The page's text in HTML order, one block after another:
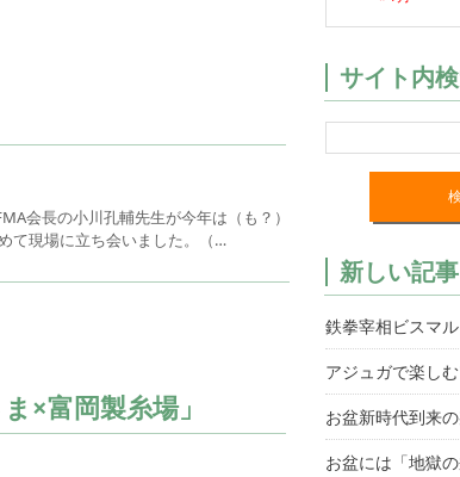
会長の小川孔輔先生が今年は（も？）
て現場に立ち会いました。（…
×富岡製糸場」
サイト内
新しい記事
鉄拳宰相ビスマ
アジュガで楽し
お盆新時代到来
お盆には「地獄の